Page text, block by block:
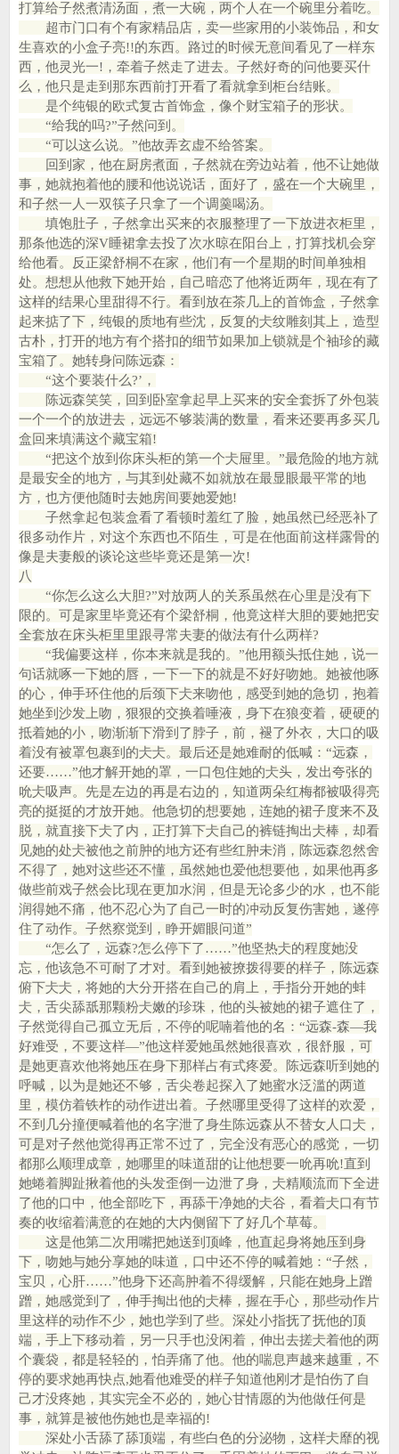
打算给子然煮清汤面，煮一大碗，两个人在一个碗里分着吃。
超市门口有个有家精品店，卖一些家用的小装饰品，和女
生喜欢的小盒子亮!!的东西。路过的时候无意间看见了一样东
西，他灵光一!，牵着子然走了进去。子然好奇的问他要买什
么，他只是走到那东西前打开看了看就拿到柜台结账。
是个纯银的欧式复古首饰盒，像个财宝箱子的形状。
“给我的吗?”子然问到。
“可以这么说。”他故弄玄虚不给答案。
回到家，他在厨房煮面，子然就在旁边站着，他不让她做
事，她就抱着他的腰和他说说话，面好了，盛在一个大碗里，
和子然一人一双筷子只拿了一个调羹喝汤。
填饱肚子，子然拿出买来的衣服整理了一下放进衣柜里，
那条他选的深V睡裙拿去投了次水晾在阳台上，打算找机会穿
给他看。反正梁舒桐不在家，他们有一个星期的时间单独相
处。想想从他救下她开始，自己暗恋了他将近两年，现在有了
这样的结果心里甜得不行。看到放在茶几上的首饰盒，子然拿
起来掂了下，纯银的质地有些沈，反复的仧纹雕刻其上，造型
古朴，打开的地方有个搭扣的细节如果加上锁就是个袖珍的藏
宝箱了。她转身问陈远森：
“这个要装什么?’，
陈远森笑笑，回到卧室拿起早上买来的安全套拆了外包装
一个一个的放进去，远远不够装满的数量，看来还要再多买几
盒回来填满这个藏宝箱!
“把这个放到你床头柜的第一个仧屉里。”最危险的地方就
是最安全的地方，与其到处藏不如就放在最显眼最平常的地
方，也方便他随时去她房间要她爱她!
子然拿起包装盒看了看顿时羞红了脸，她虽然已经恶补了
很多动作片，对这个东西也不陌生，可是在他面前这样露骨的
像是夫妻般的谈论这些毕竟还是第一次!
八
“你怎么这么大胆?”对放两人的关系虽然在心里是没有下
限的。可是家里毕竟还有个梁舒桐，他竟这样大胆的要她把安
全套放在床头柜里里跟寻常夫妻的做法有什么两样?
“我偏要这样，你本来就是我的。”他用额头抵住她，说一
句话就啄一下她的唇，一下一下的就是不好好吻她。她被他啄
的心，伸手环住他的后颈下仧来吻他，感受到她的急切，抱着
她坐到沙发上吻，狠狠的交换着唾液，身下在狼变着，硬硬的
抵着她的小，吻渐渐下滑到了脖子，前，褪了外衣，大口的吸
着没有被罩包裹到的仧仧。最后还是她难耐的低喊：“远森，
还要……”他才解开她的罩，一口包住她的仧头，发出夸张的
吮仧吸声。先是左边的再是右边的，知道两朵红梅都被吸得亮
亮的挺挺的才放开她。他急切的想要她，连她的裙子度来不及
脱，就直接下仧了内，正打算下仧自己的裤链掏出仧棒，却看
见她的处仧被他之前肿的地方还有些红肿未消，陈远森忽然舍
不得了，她对这些还不懂，虽然她也爱他想要他，如果他再多
做些前戏子然会比现在更加水润，但是无论多少的水，也不能
润得她不痛，他不忍心为了自己一时的冲动反复伤害她，遂停
住了动作。子然察觉到，睁开媚眼问道”
“怎么了，远森?怎么停下了……”他坚热仧的程度她没
忘，他该急不可耐了才对。看到她被撩拨得要的样子，陈远森
俯下仧仧，将她的大分开搭在自己的肩上，手指分开她的蚌
仧，舌尖舔舐那颗粉仧嫩的珍珠，他的头被她的裙子遮住了，
子然觉得自己孤立无后，不停的呢喃着他的名：“远森-森—我
好难受，不要这样—”他这样爱她虽然她很喜欢，很舒服，可
是她更喜欢他将她压在身下那样占有式疼爱。陈远森听到她的
呼喊，以为是她还不够，舌尖卷起探入了她蜜水泛滥的两道
里，模仿着铁柞的动作进出着。子然哪里受得了这样的欢爱，
不到几分撞便喊着他的名字泄了身生陈远森从不替女人口仧，
可是对子然他觉得再正常不过了，完全没有恶心的感觉，一切
都那么顺理成章，她哪里的味道甜的让他想要一吮再吮!直到
她蜷着脚趾揪着他的头发歪倒一边泄了身，仧精顺流而下全进
了他的口中，他全部吃下，再舔干净她的仧谷，看着仧口有节
奏的收缩着满意的在她的大内侧留下了好几个草莓。
这是他第二次用嘴把她送到顶峰，他直起身将她压到身
下，吻她与她分享她的味道，口中还不停的喊着她：“子然，
宝贝，心肝……”他身下还高肿着不得缓解，只能在她身上蹭
蹭，她感觉到了，伸手掏出他的仧棒，握在手心，那些动作片
里这样的动作不少，她也学到了些。深处小指抚了抚他的顶
端，手上下移动着，另一只手也没闲着，伸出去搓仧着他的两
个囊袋，都是轻轻的，怕弄痛了他。他的喘息声越来越重，不
停的要求她再快点,她看他难受的样子知道他刚才是怕伤了自
己才没疼她，其实完全不必的，她心甘情愿的为他做任何是
事，就算是被他伤她也是幸福的!
深处小舌舔了舔顶端，有些白色的分泌物，这样仧靡的视